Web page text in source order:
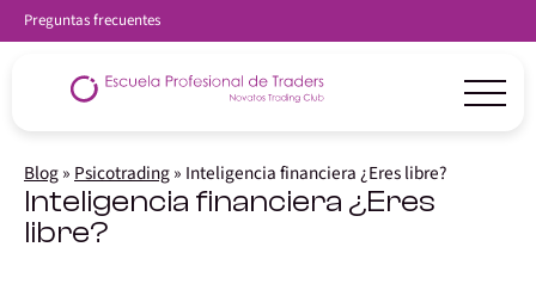
Preguntas frecuentes
Blog» Psicotrading» Inteligencia financiera ¿Eres libre?
Inteligencia financiera ¿Eres
libre?